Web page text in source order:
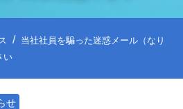
当社社員を騙った迷惑メール（なり
い
せ